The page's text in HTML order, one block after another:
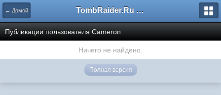
← Домой TombRaider.Ru - Форумы
Публикации пользователя Cameron
Ничего не найдено.
Полная версия